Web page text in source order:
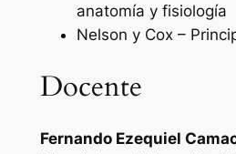
anatomía y fisiología
Nelson y Cox –
Docente
Fernando Ezequiel